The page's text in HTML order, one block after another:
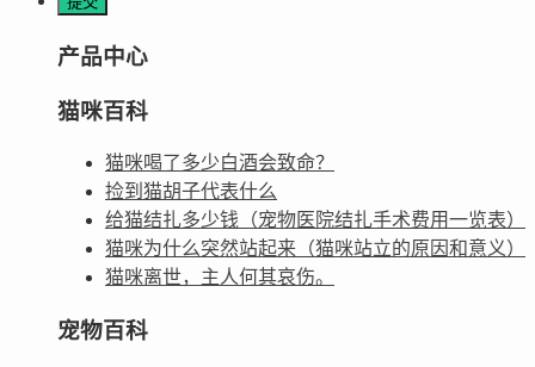
产品中心
猫咪百科
猫咪喝了多少白酒会致命？
捡到猫胡子代表什么
给猫结扎多少钱（宠物医院结扎手术费用一览表）
猫咪为什么突然站起来（猫咪站立的原因和意义）
猫咪离世，主人何其哀伤。
宠物百科